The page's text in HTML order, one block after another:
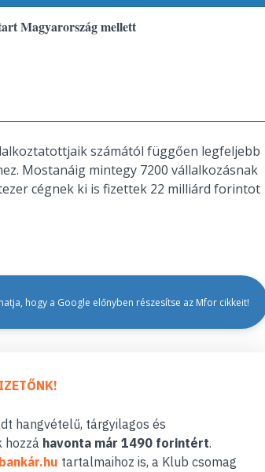
Magyarország mellett
számától függően legfeljebb
Mostanáig mintegy 7200 vállalkozásnak
cégnek ki is fizettek 22 milliárd forintot
hogy a Google előnyben részesítse az Mfor cikkeit!
hangvételű, tárgyilagos és
hozzá havonta már 1490 forintért.
tartalmaihoz is, a Klub csomag